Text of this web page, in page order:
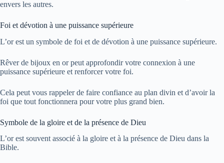
envers les autres.
Foi et dévotion à une puissance supérieure
L’or est un symbole de foi et de dévotion à une puissance supérieure.
Rêver de bijoux en or peut approfondir votre connexion à une
puissance supérieure et renforcer votre foi.
Cela peut vous rappeler de faire confiance au plan divin et d’avoir la
foi que tout fonctionnera pour votre plus grand bien.
Symbole de la gloire et de la présence de Dieu
L’or est souvent associé à la gloire et à la présence de Dieu dans la
Bible.